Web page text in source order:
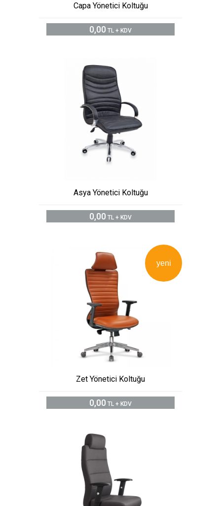
Capa Yönetici Koltuğu
0,00 TL + KDV
Asya Yönetici Koltuğu
0,00 TL + KDV
yeni
Zet Yönetici Koltuğu
0,00 TL + KDV